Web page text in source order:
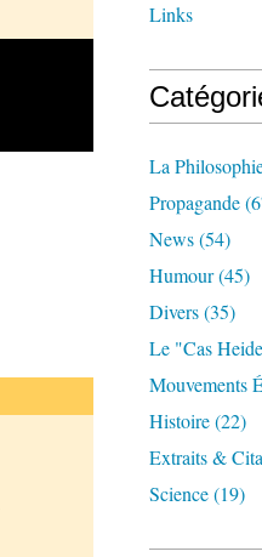
Links
La
Propagande
News(54)
Humour(45)
Divers(35)
Le "cas
Mouvements
Histoire(22)
Extraits &
Science(19)